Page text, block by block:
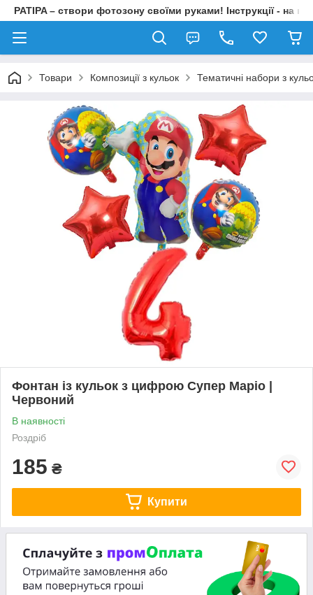
PATIPA – створи фотозону своїми руками! Інструкції - на
Товари Композиції з кульок Тематичні набори з
Фонтан із кульок з цифрою Супер Маріо |
Червоний
В наявності
Роздріб
185 ₴
Купити